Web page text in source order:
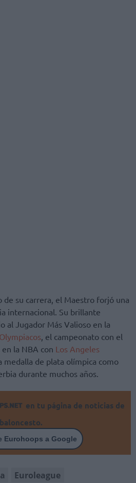
de su carrera, el Maestro forjó una
internacional. Su brillante
al Jugador Más Valioso en la
Olympiacos, el campeonato con el
la NBA con Los Angeles
medalla de plata olímpica como
durante muchos años.
en tu página de noticias de
baloncesto.
Eurohoops a Google
Euroleague